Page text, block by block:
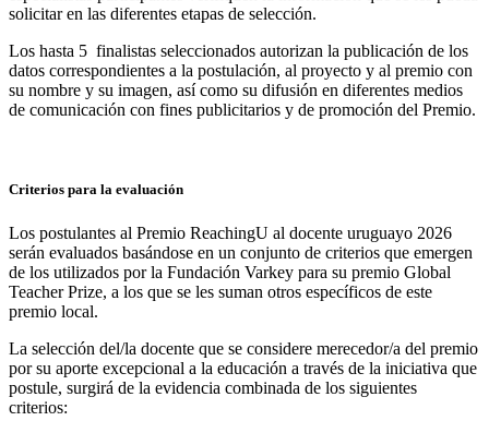
solicitar en las diferentes etapas de selección.
Los hasta 5 finalistas seleccionados autorizan la publicación de los
datos correspondientes a la postulación, al proyecto y al premio con
su nombre y su imagen, así como su difusión en diferentes medios
de comunicación con fines publicitarios y de promoción del Premio.
Criterios para la evaluación
Los postulantes al Premio ReachingU al docente uruguayo 2026
serán evaluados basándose en un conjunto de criterios que emergen
de los utilizados por la Fundación Varkey para su premio Global
Teacher Prize, a los que se les suman otros específicos de este
premio local.
La selección del/la docente que se considere merecedor/a del premio
por su aporte excepcional a la educación a través de la iniciativa que
postule, surgirá de la evidencia combinada de los siguientes
criterios: